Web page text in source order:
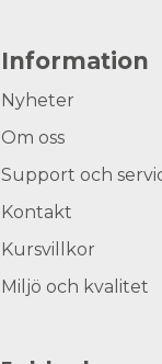
Information
Nyheter
Om oss
Support och
Kontakt
Kursvillkor
Miljö och kvalitet